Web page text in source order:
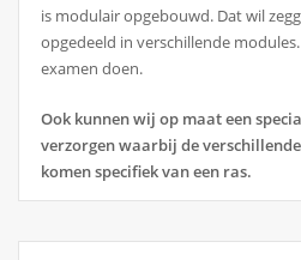
is modulair opgebouwd. Dat wil
opgedeeld in verschillende
examen doen.
Ook kunnen wij op maat een
verzorgen waarbij de
komen specifiek van een ras.